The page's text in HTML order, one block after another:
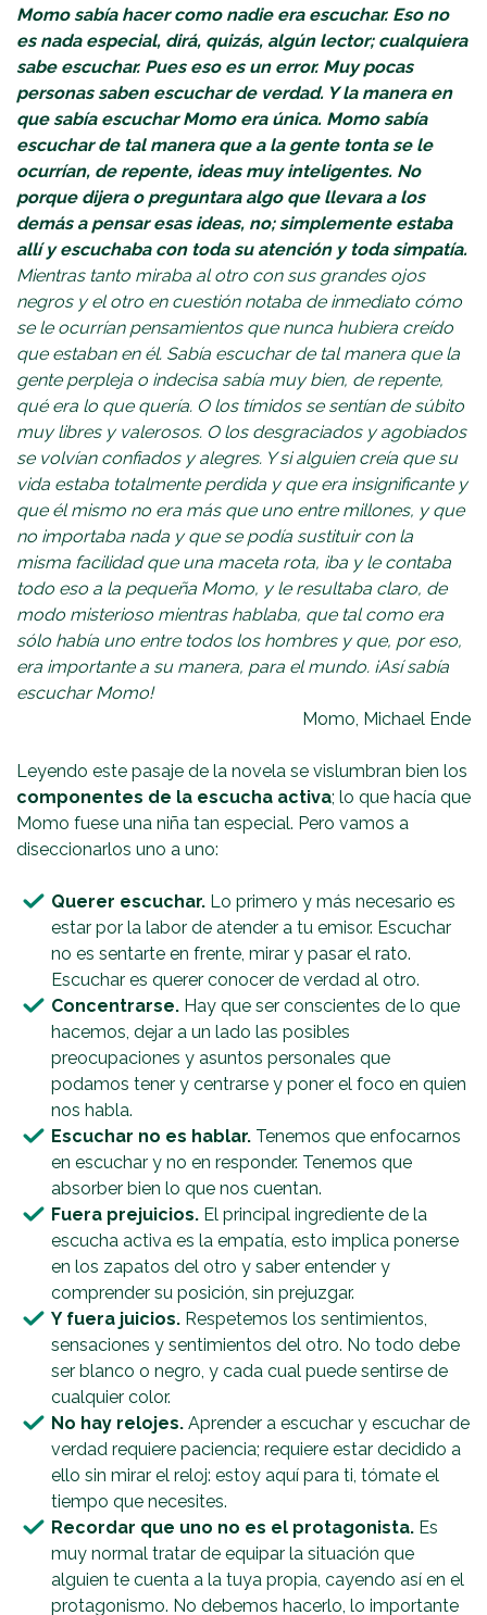
Momo sabía hacer como nadie era escuchar. Eso no
es nada especial, dirá, quizás, algún lector; cualquiera
sabe escuchar. Pues eso es un error. Muy pocas
personas saben escuchar de verdad. Y la manera en
que sabía escuchar Momo era única. Momo sabía
escuchar de tal manera que a la gente tonta se le
ocurrían, de repente, ideas muy inteligentes. No
porque dijera o preguntara algo que llevara a los
demás a pensar esas ideas, no; simplemente estaba
allí y escuchaba con toda su atención y toda simpatía.
Mientras tanto miraba al otro con sus grandes ojos
negros y el otro en cuestión notaba de inmediato cómo
se le ocurrían pensamientos que nunca hubiera creído
que estaban en él. Sabía escuchar de tal manera que la
gente perpleja o indecisa sabía muy bien, de repente,
qué era lo que quería. O los tímidos se sentían de súbito
muy libres y valerosos. O los desgraciados y agobiados
se volvían confiados y alegres. Y si alguien creía que su
vida estaba totalmente perdida y que era insignificante y
que él mismo no era más que uno entre millones, y que
no importaba nada y que se podía sustituir con la
misma facilidad que una maceta rota, iba y le contaba
todo eso a la pequeña Momo, y le resultaba claro, de
modo misterioso mientras hablaba, que tal como era
sólo había uno entre todos los hombres y que, por eso,
era importante a su manera, para el mundo. ¡Así sabía
escuchar Momo!
Momo, Michael Ende
Leyendo este pasaje de la novela se vislumbran bien los
componentes de la escucha activa; lo que hacía que
Momo fuese una niña tan especial. Pero vamos a
diseccionarlos uno a uno:
Querer escuchar. Lo primero y más necesario es
estar por la labor de atender a tu emisor. Escuchar
no es sentarte en frente, mirar y pasar el rato.
Escuchar es querer conocer de verdad al otro.
Concentrarse. Hay que ser conscientes de lo que
hacemos, dejar a un lado las posibles
preocupaciones y asuntos personales que
podamos tener y centrarse y poner el foco en quien
nos habla.
Escuchar no es hablar. Tenemos que enfocarnos
en escuchar y no en responder. Tenemos que
absorber bien lo que nos cuentan.
Fuera prejuicios. El principal ingrediente de la
escucha activa es la empatía, esto implica ponerse
en los zapatos del otro y saber entender y
comprender su posición, sin prejuzgar.
Y fuera juicios. Respetemos los sentimientos,
sensaciones y sentimientos del otro. No todo debe
ser blanco o negro, y cada cual puede sentirse de
cualquier color.
No hay relojes. Aprender a escuchar y escuchar de
verdad requiere paciencia; requiere estar decidido a
ello sin mirar el reloj: estoy aquí para ti, tómate el
tiempo que necesites.
Recordar que uno no es el protagonista. Es
muy normal tratar de equipar la situación que
alguien te cuenta a la tuya propia, cayendo así en el
protagonismo. No debemos hacerlo, lo importante